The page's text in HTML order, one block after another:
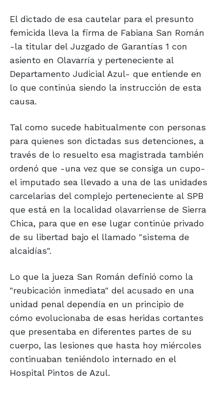
El dictado de esa cautelar para el presunto
femicida lleva la firma de Fabiana San Román
-la titular del Juzgado de Garantías 1 con
asiento en Olavarría y perteneciente al
Departamento Judicial Azul- que entiende en
lo que continúa siendo la instrucción de esta
causa.
Tal como sucede habitualmente con personas
para quienes son dictadas sus detenciones, a
través de lo resuelto esa magistrada también
ordenó que -una vez que se consiga un cupo-
el imputado sea llevado a una de las unidades
carcelarias del complejo perteneciente al SPB
que está en la localidad olavarriense de Sierra
Chica, para que en ese lugar continúe privado
de su libertad bajo el llamado "sistema de
alcaidías".
Lo que la jueza San Román definió como la
"reubicación inmediata" del acusado en una
unidad penal dependía en un principio de
cómo evolucionaba de esas heridas cortantes
que presentaba en diferentes partes de su
cuerpo, las lesiones que hasta hoy miércoles
continuaban teniéndolo internado en el
Hospital Pintos de Azul.